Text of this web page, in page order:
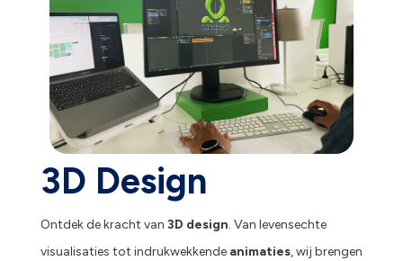
3D Design
Ontdek de kracht van 3D design. Van levensechte
visualisaties tot indrukwekkende animaties, wij brengen